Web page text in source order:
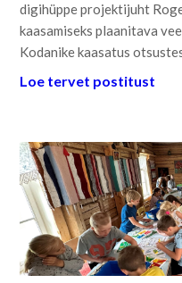
digihüppe projektijuht
kaasamiseks plaanitava
Kodanike kaasatus
Loe tervet postitust